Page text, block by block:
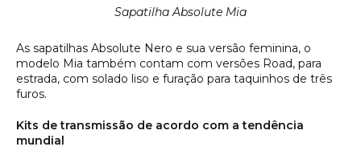
Sapatilha Absolute Mia
As sapatilhas Absolute Nero e sua versão feminina, o
modelo Mia também contam com versões Road, para
estrada, com solado liso e furação para taquinhos de três
furos.
Kits de transmissão de acordo com a tendência
mundial